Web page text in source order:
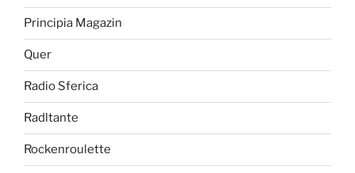
Principia Magazin
Quer
Radio Sferica
Radltante
Rockenroulette